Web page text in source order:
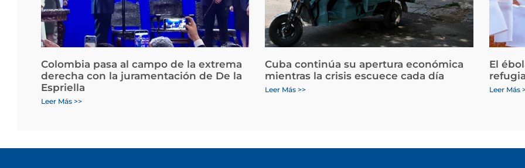
Colombia pasa al campo de la extrema
derecha con la juramentación de De la
Espriella
Leer Más >>
Cuba continúa su apertura económica
mientras la crisis escuece cada día
Leer Más >>
El
Leer Más